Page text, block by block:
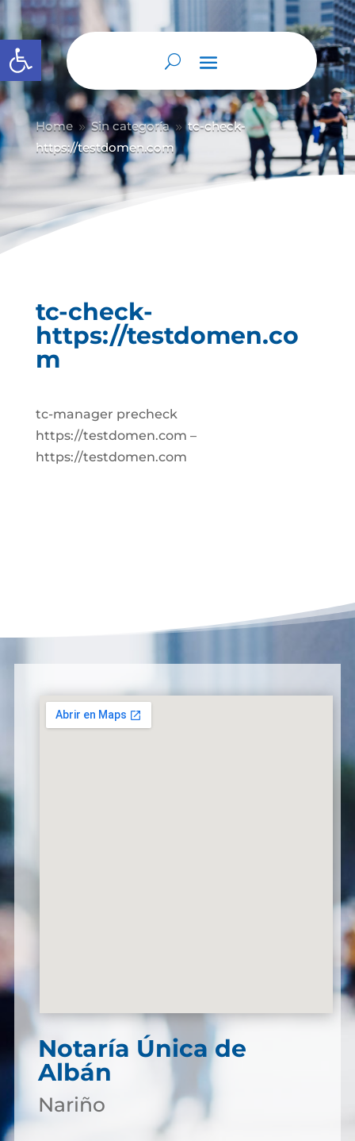
Abrir barra de herramientas
Home 9 Sin categoría 9 tc-check-
https://testdomen.com
tc-check-
https://testdomen.co
m
tc-manager precheck
https://testdomen.com –
https://testdomen.com
Notaría Única de
Albán
Nariño